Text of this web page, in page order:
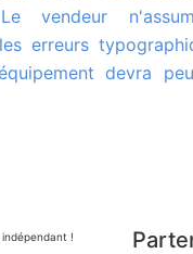
vendeur
erreurs
devra
!